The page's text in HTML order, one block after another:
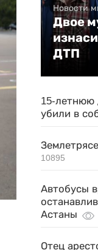
Новости
Двое
ДТП
15-летнюю
убили в
10895
Автобусы
Астаны
Отец